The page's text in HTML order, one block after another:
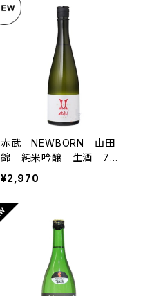
赤武 NEWBORN 山田
錦 純米吟醸 生酒 720
ml
¥2,970